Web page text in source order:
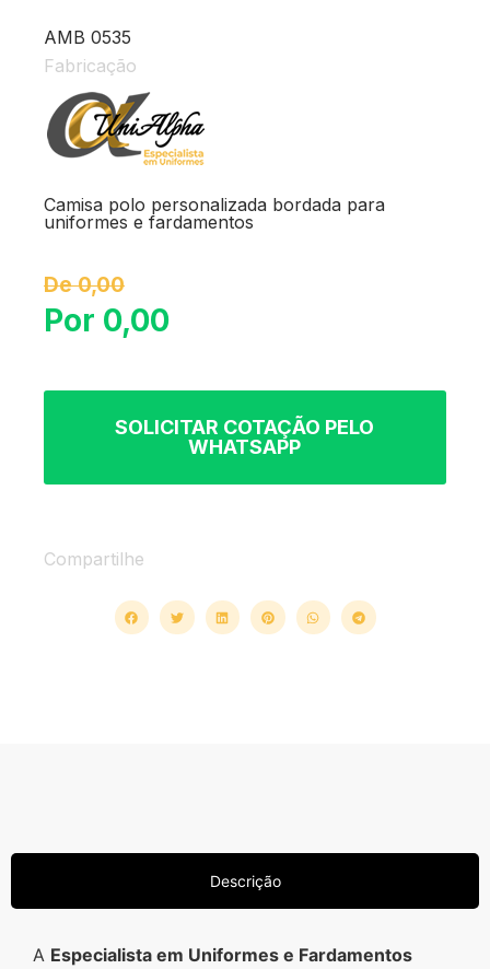
AMB 0535
Fabricação
Camisa polo personalizada bordada para
uniformes e fardamentos
De 0,00
Por 0,00
SOLICITAR COTAÇÃO PELO
WHATSAPP
Compartilhe
Descrição
A Especialista em Uniformes e Fardamentos